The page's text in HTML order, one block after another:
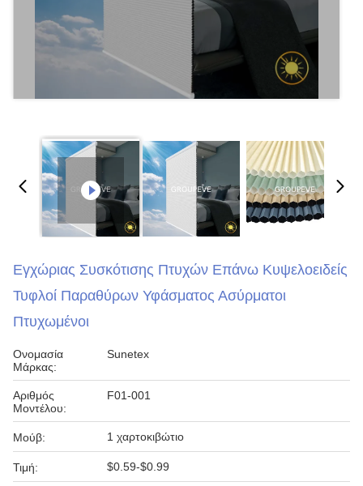
Εγχώριας Συσκότισης Πτυχών Επάνω Κυψελοειδείς
Τυφλοί Παραθύρων Υφάσματος Ασύρματοι
Πτυχωμένοι
Ονομασία
Μάρκας:
Sunetex
Αριθμός
Μοντέλου:
F01-001
Μούβ: 1 χαρτοκιβώτιο
Τιμή: $0.59-$0.99